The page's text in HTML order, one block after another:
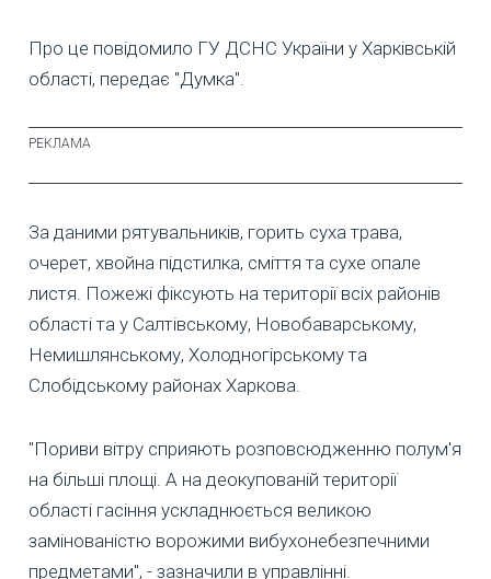
Про це повідомило ГУ ДСНС України у Харківській
області, передає "Думка".
За даними рятувальників, горить суха трава,
очерет, хвойна підстилка, сміття та сухе опале
листя. Пожежі фіксують на території всіх районів
області та у Салтівському, Новобаварському,
Немишлянському, Холодногірському та
Слобідському районах Харкова.
"Пориви вітру сприяють розповсюдженню полум'я
на більші площі. А на деокупованій території
області гасіння ускладнюється великою
замінованістю ворожими вибухонебезпечними
предметами", - зазначили в управлінні.